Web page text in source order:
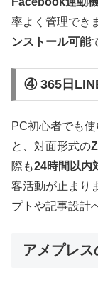
率よく管理でき
ンストール可能
④ 365日
PC初心者でも
と、対面形式の
際も24時間以内
客活動が止まり
プトや記事設計
アメプレ